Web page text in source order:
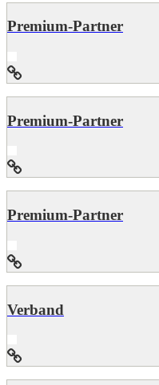
Premium-Partner
Premium-Partner
Premium-Partner
Verband